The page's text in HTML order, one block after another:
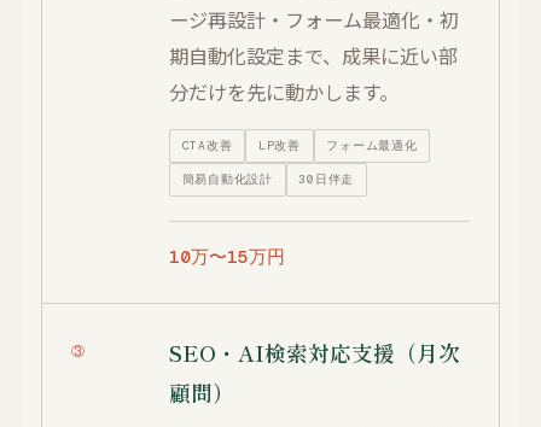
ージ再設計・フォーム最適化・初
期自動化設定まで、成果に近い部
分だけを先に動かします。
CTA改善 LP改善 フォーム最適化
簡易自動化設計 30日伴走
10万〜15万円
③
SEO・AI検索対応支援（月次
顧問）